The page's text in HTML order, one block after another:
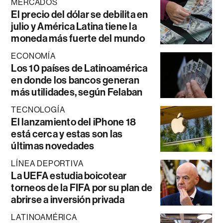
MERCADOS
El precio del dólar se debilita en
julio y América Latina tiene la
moneda más fuerte del mundo
ECONOMÍA
Los 10 países de Latinoamérica
en donde los bancos generan
más utilidades, según Felaban
TECNOLOGÍA
El lanzamiento del iPhone 18
está cerca y estas son las
últimas novedades
LÍNEA DEPORTIVA
La UEFA estudia boicotear
torneos de la FIFA por su plan de
abrirse a inversión privada
LATINOAMÉRICA